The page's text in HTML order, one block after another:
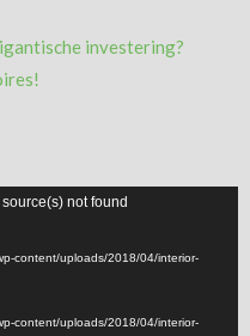
investering?
not found
content/uploads/2018/04/interior-
content/uploads/2018/04/interior-